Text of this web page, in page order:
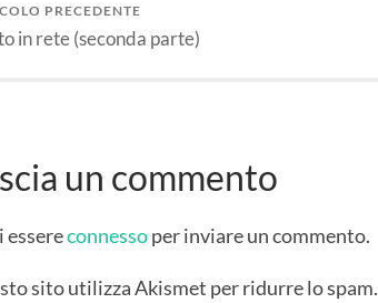
PRECEDENTE
in rete (seconda parte)
un commento
essereconnessoper inviare un commento.
sito utilizza Akismet per ridurre lo spam.